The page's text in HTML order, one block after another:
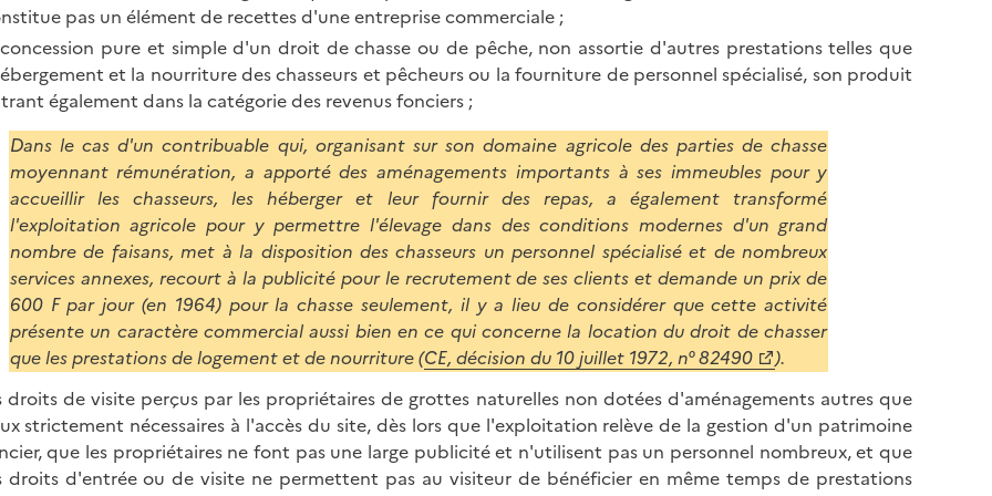
pas un élément de recettes d'une entreprise commerciale ;
pure et simple d'un droit de chasse ou de pêche, non assortie d'autres prestations telles que
et la nourriture des chasseurs et pêcheurs ou la fourniture de personnel spécialisé, son produit
également dans la catégorie des revenus fonciers ;
Dans le cas d'un contribuable qui, organisant sur son domaine agricole des parties de chasse
moyennant rémunération, a apporté des aménagements importants à ses immeubles pour y
accueillir les chasseurs, les héberger et leur fournir des repas, a également transformé
l'exploitation agricole pour y permettre l'élevage dans des conditions modernes d'un grand
nombre de faisans, met à la disposition des chasseurs un personnel spécialisé et de nombreux
services annexes, recourt à la publicité pour le recrutement de ses clients et demande un prix de
600 F par jour (en 1964) pour la chasse seulement, il y a lieu de considérer que cette activité
présente un caractère commercial aussi bien en ce qui concerne la location du droit de chasser
que les prestations de logement et de nourriture(CE, décision du 10 juillet 1972, n° 82490
).
droits de visite perçus par les propriétaires de grottes naturelles non dotées d'aménagements autres que
strictement nécessaires à l'accès du site, dès lors que l'exploitation relève de la gestion d'un patrimoine
que les propriétaires ne font pas une large publicité et n'utilisent pas un personnel nombreux, et que
droits d'entrée ou de visite ne permettent pas au visiteur de bénéficier en même temps de prestations